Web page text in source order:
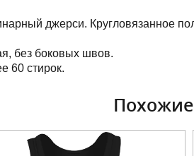
джерси. Кругловязанное
без боковых швов.
60 стирок.